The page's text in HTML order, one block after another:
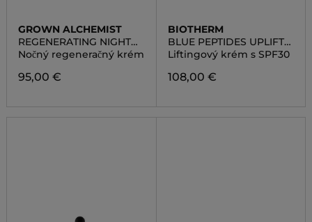
GROWN ALCHEMIST
REGENERATING NIGHT
CREAM: NEURO-PEPTIDE,
VIOLET LEAF EXTRACT
Nočný regeneračný krém
95,00 €
BIOTHERM
BLUE PEPTIDES UPLIFT
CREAM SPF 30
Liftingový krém s SPF30
108,00 €